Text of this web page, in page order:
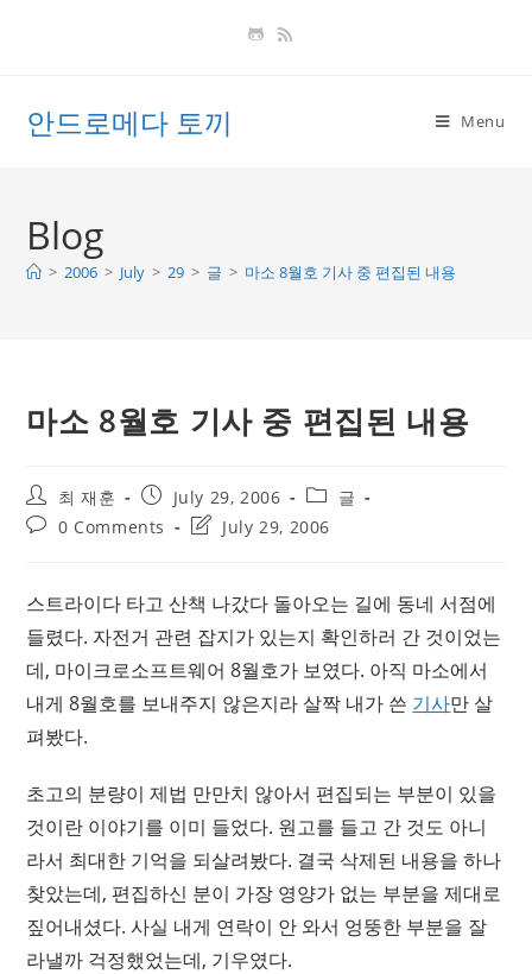
안드로메다 토끼 Menu
Blog
> 2006 > July > 29 > 글 > 마소 8월호 기사 중 편집된 내용
마소 8월호 기사 중 편집된 내용
Post
author:
최 재훈
Post
published:
July 29, 2006
Post
category:
글
Post0 Comments
PostJuly 29, 2006
스트라이다 타고 산책 나갔다 돌아오는 길에 동네 서점에
들렸다. 자전거 관련 잡지가 있는지 확인하러 간 것이었는
데, 마이크로소프트웨어 8월호가 보였다. 아직 마소에서
내게 8월호를 보내주지 않은지라 살짝 내가 쓴 기사만 살
펴봤다.
초고의 분량이 제법 만만치 않아서 편집되는 부분이 있을
것이란 이야기를 이미 들었다. 원고를 들고 간 것도 아니
라서 최대한 기억을 되살려봤다. 결국 삭제된 내용을 하나
찾았는데, 편집하신 분이 가장 영양가 없는 부분을 제대로
짚어내셨다. 사실 내게 연락이 안 와서 엉뚱한 부분을 잘
라낼까 걱정했었는데, 기우였다.